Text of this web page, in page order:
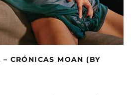
CRÓNICAS MOAN (BY